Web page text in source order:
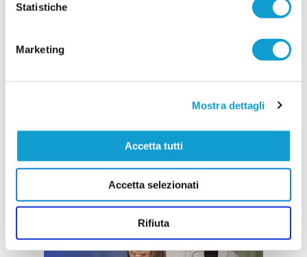
Statistiche
Marketing
Mostra dettagli
Accetta tutti
Accetta selezionati
Rifiuta